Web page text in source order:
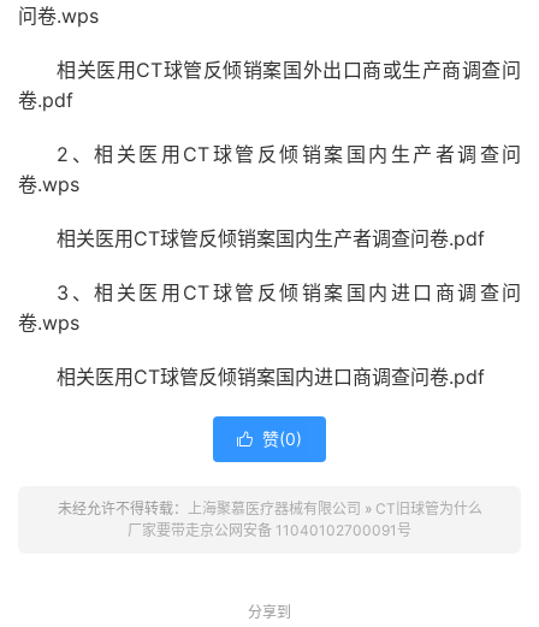
问卷.wps
相关医用 CT球管反倾销案国外出口商或生产商调查问
卷.pdf
2 、 相关医用 CT球管反倾销案国内生产者调查问
卷.wps
相关医用 CT球管反倾销案国内生产者调查问卷.pdf
3 、 相关医用 CT球管反倾销案国内进口商调查问
卷.wps
相关医用 CT球管反倾销案国内进口商调查问卷.pdf
 赞(0)
未经允许不得转载： 上海聚慕医疗器械有限公司 » CT旧球管为什么
厂家要带走京公网安备 11040102700091号
分享到